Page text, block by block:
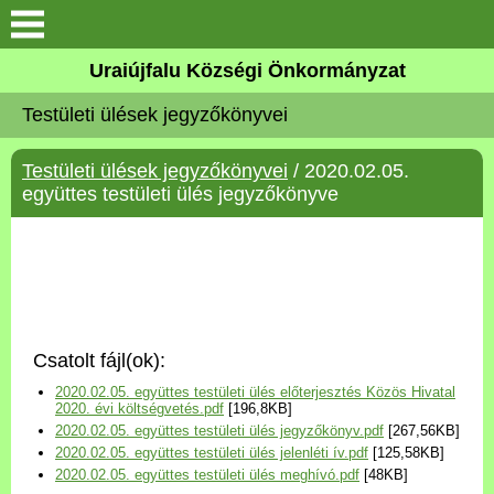
Köszöntő
Elérhetőségek
Uraiújfalu
Választási információk
Versenyképes Járások
Program
Uraiújfalu Községi Önkormányzat
Testületi ülések jegyzőkönyvei
Testületi ülések jegyzőkönyvei / 2020.02.05.
együttes testületi ülés jegyzőkönyve
Csatolt fájl(ok):
2020.02.05. együttes testületi ülés előterjesztés Közös Hivatal
2020. évi költségvetés.pdf [196,8KB]
2020.02.05. együttes testületi ülés jegyzőkönyv.pdf [267,56KB]
2020.02.05. együttes testületi ülés jelenléti ív.pdf [125,58KB]
2020.02.05. együttes testületi ülés meghívó.pdf [48KB]